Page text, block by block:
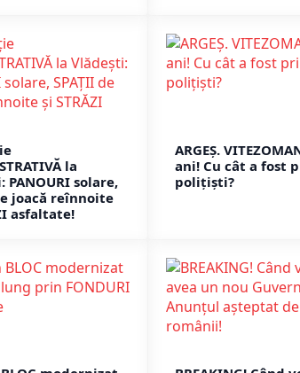
la
PANOURI solare,
joacă reînnoite
asfaltate!
ARGEȘ.
ani! Cu cât a fost
polițiști?